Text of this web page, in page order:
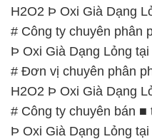
H2O2 Þ Oxi Già Dạng
# Công ty chuyên phân
Þ Oxi Già Dạng Lỏng
# Đơn vị chuyên phân
H2O2 Þ Oxi Già Dạng
# Công ty chuyên bán
Þ Oxi Già Dạng Lỏng